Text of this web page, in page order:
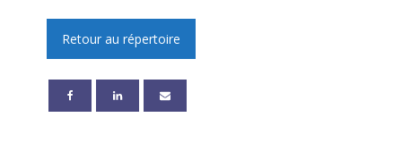
Retour au répertoire